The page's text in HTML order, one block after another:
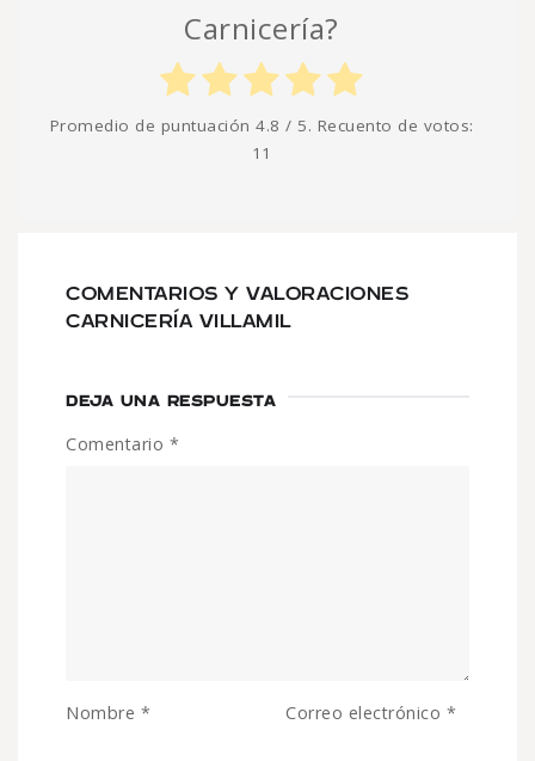
Carnicería?
Promedio de puntuación 4.8 / 5. Recuento de votos:
11
COMENTARIOS Y VALORACIONES
CARNICERÍA VILLAMIL
DEJA UNA RESPUESTA
Comentario *
Nombre * Correo electrónico *